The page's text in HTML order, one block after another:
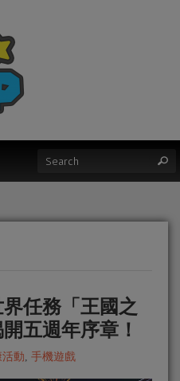
界任務「王國之
五週年序章！
動, 手機遊戲